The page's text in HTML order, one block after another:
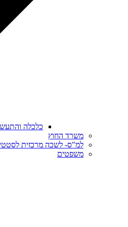
כלכלה והתעשייה
משרד החוץ
למ"ס- לשכה מרכזית לסטטיסטיקה
משפטים